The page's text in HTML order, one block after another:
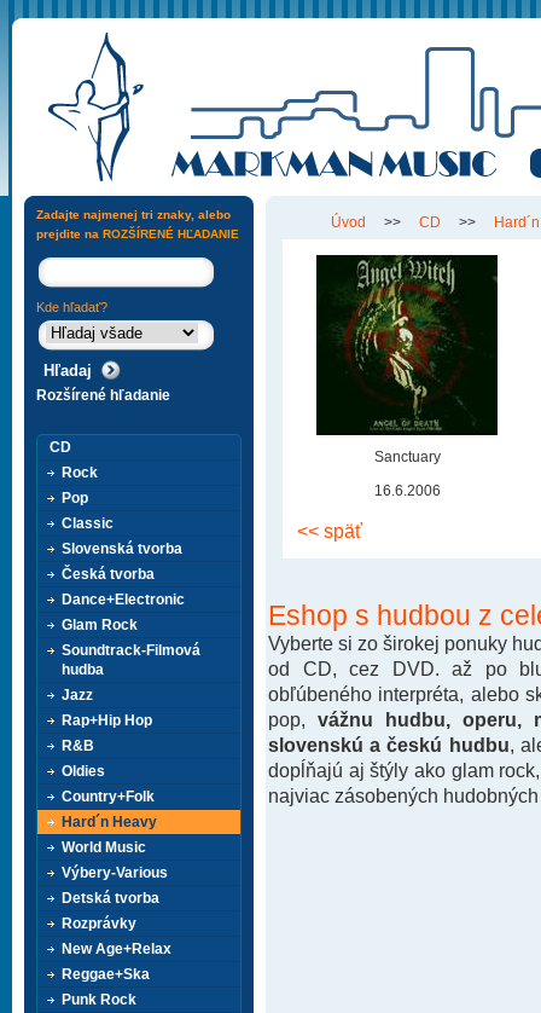
Úvod >> CD >>
Sanctuary
16.6.2006
<< späť
Eshop s hudbou z
Vyberte si zo širokej ponuky
od CD, cez DVD. až po
obľúbeného interpréta, alebo
pop, vážnu hudbu, operu,
slovenskú a českú hudbu ,
dopĺňajú aj štýly ako glam
najviac zásobených
Zadajte najmenej tri znaky, alebo
prejdite na ROZŠÍRENÉ HĽADANIE
Kde hľadať?
Rozšírené hľadanie
CD
Rock
Pop
Classic
Slovenská tvorba
Česká tvorba
Dance+Electronic
Glam Rock
Soundtrack-Filmová
hudba
Jazz
Rap+Hip Hop
R&B
Oldies
Country+Folk
Hard´n Heavy
World Music
Výbery-Various
Detská tvorba
Rozprávky
New Age+Relax
Reggae+Ska
Punk Rock